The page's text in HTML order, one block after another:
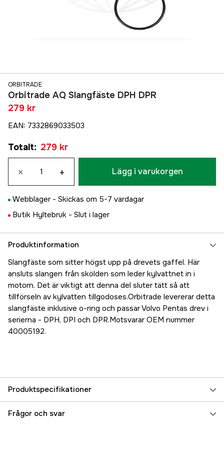
ORBITRADE
Orbitrade AQ Slangfäste DPH DPR
279 kr
EAN: 7332869033503
Totalt: 279 kr
× + Lägg i varukorgen
Webblager - Skickas om 5-7 vardagar
Butik Hyltebruk - Slut i lager
Produktinformation
Slangfäste som sitter högst upp på drevets gaffel. Här
ansluts slangen från skölden som leder kylvattnet in i
motorn. Det är viktigt att denna del sluter tätt så att
tillförseln av kylvatten tillgodoses.Orbitrade levererar detta
slangfäste inklusive o-ring och passar Volvo Pentas drev i
serierna - DPH, DPI och DPR.Motsvarar OEM nummer
40005192.
Produktspecifikationer
Referensnummer 5000070754
Frågor och svar